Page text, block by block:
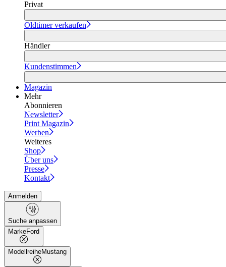
Privat
Oldtimer verkaufen
Händler
Kundenstimmen
Magazin
Mehr
Abonnieren
Newsletter
Print Magazin
Werben
Weiteres
Shop
Über uns
Presse
Kontakt
Anmelden
Suche anpassen
MarkeFord
ModellreiheMustang